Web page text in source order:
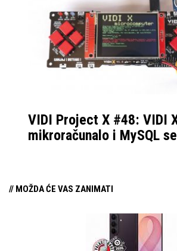
VIDI Project X #48: VIDI
mikroračunalo i MySQL
// MOŽDA ĆE VAS ZANIMATI